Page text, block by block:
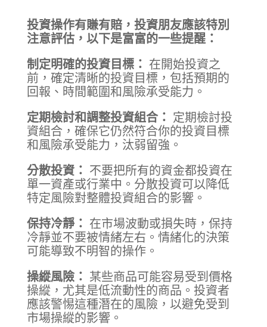
投資操作有賺有賠，投資朋友應該特別
注意評估，以下是富富的一些提醒：
制定明確的投資目標： 在開始投資之
前，確定清晰的投資目標，包括預期的
回報、時間範圍和風險承受能力。
定期檢討和調整投資組合： 定期檢討投
資組合，確保它仍然符合你的投資目標
和風險承受能力，汰弱留強。
分散投資： 不要把所有的資金都投資在
單一資產或行業中。分散投資可以降低
特定風險對整體投資組合的影響。
保持冷靜： 在市場波動或損失時，保持
冷靜並不要被情緒左右。情緒化的決策
可能導致不明智的操作。
操縱風險： 某些商品可能容易受到價格
操縱，尤其是低流動性的商品。投資者
應該警惕這種潛在的風險，以避免受到
市場操縱的影響。